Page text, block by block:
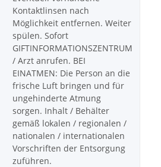
Kontaktlinsen nach
Möglichkeit entfernen. Weiter
spülen. Sofort
GIFTINFORMATIONSZENTRUM
/ Arzt anrufen. BEI
EINATMEN: Die Person an die
frische Luft bringen und für
ungehinderte Atmung
sorgen. Inhalt / Behälter
gemäß lokalen / regionalen /
nationalen / internationalen
Vorschriften der Entsorgung
zuführen.